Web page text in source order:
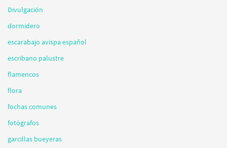
Divulgación
dormidero
escarabajo avispa español
escribano palustre
flamencos
flora
fochas comunes
fotógrafos
garcillas bueyeras